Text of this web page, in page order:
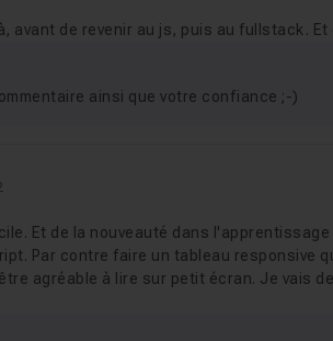
avant de revenir au js, puis au fullstack. Et
ainsi que votre confiance ;-)
Et de la nouveauté dans
Par contre faire un tableau responsive
agréable à lire sur petit écran. Je vais